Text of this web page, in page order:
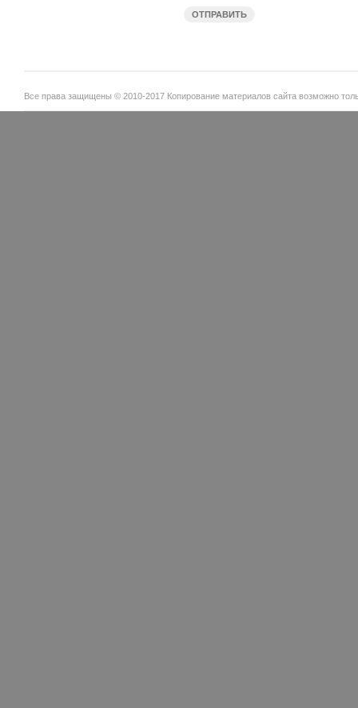
Все права защищены © 2010-2017 Копирование материалов сайта возможно